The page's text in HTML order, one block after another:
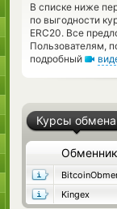
В списке ниже
по выгодности
ERC20. Все
Пользователям,
подробный
Курсы обмена
Обменник
Kingex